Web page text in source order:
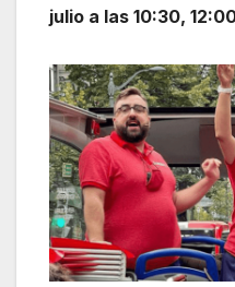
julio a las 10:30,